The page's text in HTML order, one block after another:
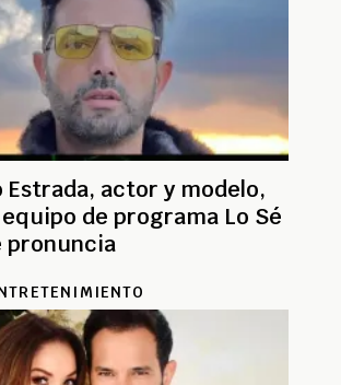
Estrada, actor y modelo,
de programa Lo Sé
pronuncia